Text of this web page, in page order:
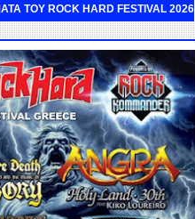
ΤΟΥ ROCK HARD FESTIVAL 2026